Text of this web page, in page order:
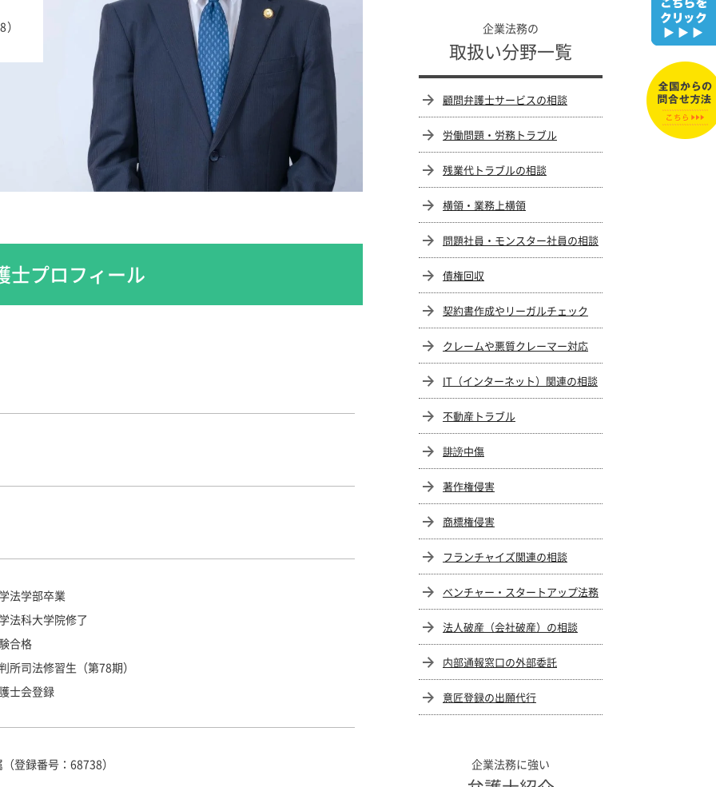
士プロフィール
法学部卒業
法科大学院修了
合格
司法修習生（第78期）
士会登録
登録番号：68738）
企業法務の
取扱い分野一覧
顧問弁護士サービスの相談
労働問題・労務トラブル
残業代トラブルの相談
横領・業務上横領
問題社員・モンスター社員の相談
債権回収
契約書作成やリーガルチェック
クレームや悪質クレーマー対応
IT（インターネット）関連の相談
不動産トラブル
誹謗中傷
著作権侵害
商標権侵害
フランチャイズ関連の相談
ベンチャー・スタートアップ法務
法人破産（会社破産）の相談
内部通報窓口の外部委託
意匠登録の出願代行
企業法務に強い